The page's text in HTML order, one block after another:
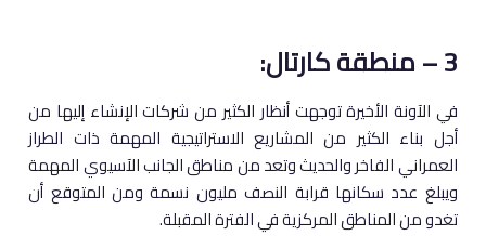
3 – منطقة كارتال:
في الآونة الأخيرة توجهت أنظار الكثير من شركات الإنشاء إليها من
أجل بناء الكثير من المشاريع الاستراتيجية المهمة ذات الطراز
العمراني الفاخر والحديث وتعد من مناطق الجانب الآسيوي المهمة
ويبلغ عدد سكانها قرابة النصف مليون نسمة ومن المتوقع أن
تغدو من المناطق المركزية في الفترة المقبلة.